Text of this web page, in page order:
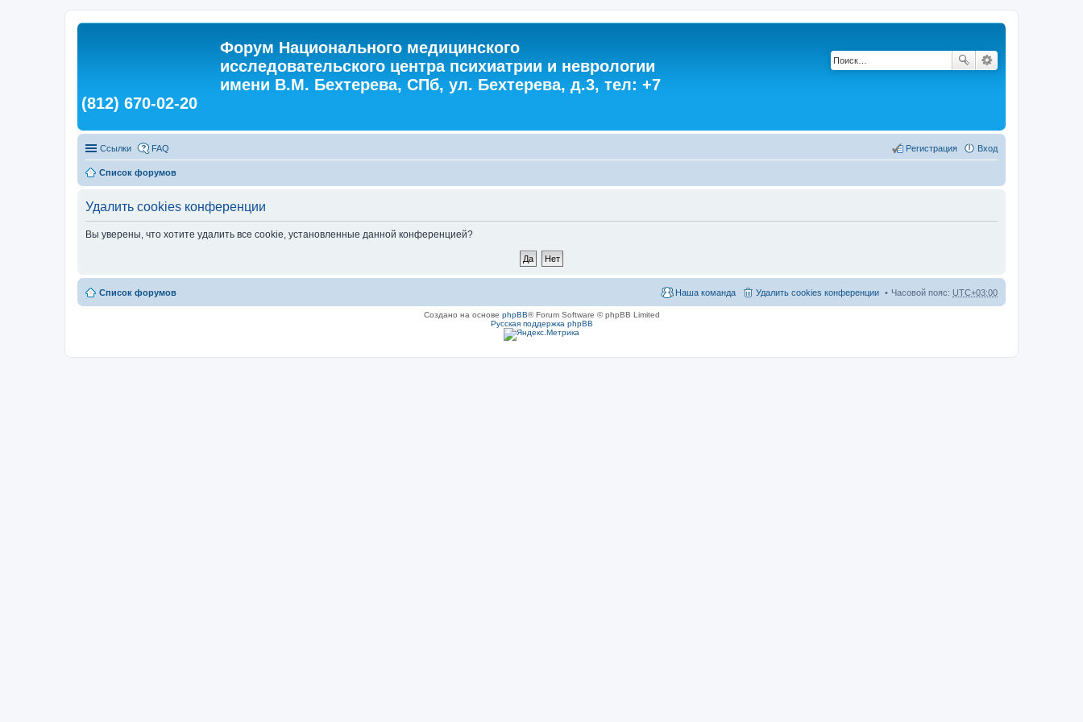
Форум Национального медицинского
исследовательского центра психиатрии и неврологии
имени В.М. Бехтерева, СПб, ул. Бехтерева, д.3, тел: +7
(812) 670-02-20
Ссылки FAQ Вход
Регистрация
Список форумов
Удалить cookies конференции
Вы уверены, что хотите удалить все cookie, установленные данной конференцией?
Список форумов Часовой пояс: UTC+03:00
Удалить cookies конференции
Наша команда
Создано на основе phpBB® Forum Software © phpBB Limited
Русская поддержка phpBB